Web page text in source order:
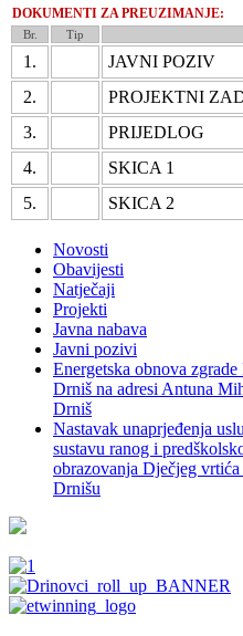
DOKUMENTI ZA PREUZIMANJE:
Br. Tip
1.
JAVNI POZIV
2.
PROJEKTNI
3.
PRIJEDLOG
4.
SKICA 1
5.
SKICA 2
Novosti
Obavijesti
Natječaji
Projekti
Javna nabava
Javni pozivi
Energetska obnova
Drniš na adresi Antuna
Drniš
Nastavak unaprjeđenja
sustavu ranog i
obrazovanja Dječjeg
Drnišu